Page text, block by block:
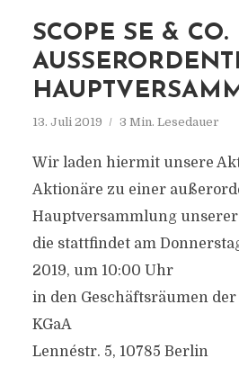
SCOPE SE & CO.
13. Juli 2019 3 Min. Lesedauer
Wir laden hiermit unsere
Aktionäre zu einer
Hauptversammlung unserer
die stattfindet am
2019, um 10:00 Uhr
in den Geschäftsräumen der
KGaA
Lennéstr. 5, 10785 Berlin